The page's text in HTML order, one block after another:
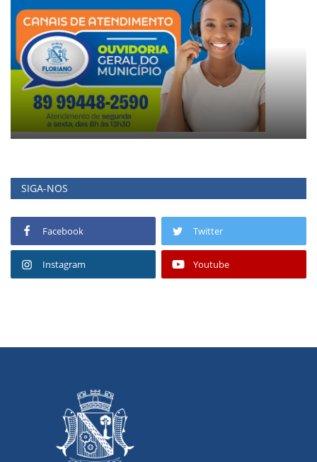
SIGA-NOS
Facebook Twitter
Instagram Youtube